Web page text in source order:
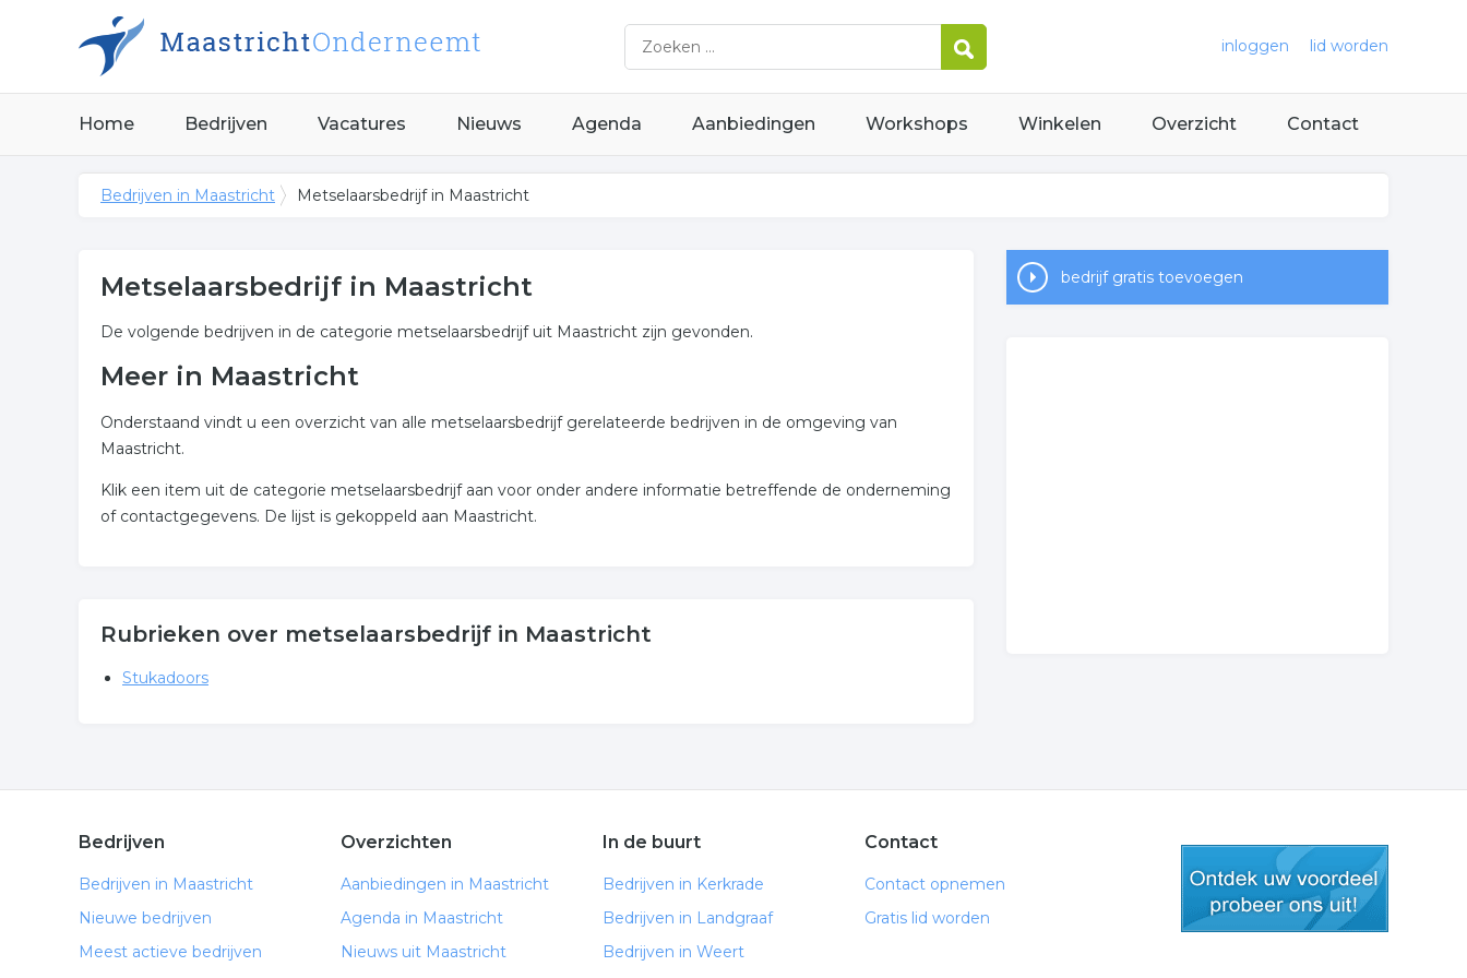
inloggen lid worden
Home Bedrijven Vacatures Nieuws Agenda Aanbiedingen Workshops Winkelen Overzicht Contact
Bedrijven in Maastricht Metselaarsbedrijf in Maastricht
Metselaarsbedrijf in Maastricht
De volgende bedrijven in de categorie metselaarsbedrijf uit Maastricht zijn gevonden.
Meer in Maastricht
Onderstaand vindt u een overzicht van alle metselaarsbedrijf gerelateerde bedrijven in de omgeving van
Maastricht.
Klik een item uit de categorie metselaarsbedrijf aan voor onder andere informatie betreffende de onderneming
of contactgegevens. De lijst is gekoppeld aan Maastricht.
Rubrieken over metselaarsbedrijf in Maastricht
Stukadoors
bedrijf gratis toevoegen
Bedrijven
Bedrijven in Maastricht
Nieuwe bedrijven
Meest actieve bedrijven
Overzichten
Aanbiedingen in Maastricht
Agenda in Maastricht
Nieuws uit Maastricht
In de buurt
Bedrijven in Kerkrade
Bedrijven in Landgraaf
Bedrijven in Weert
Contact
Contact opnemen
Gratis lid worden